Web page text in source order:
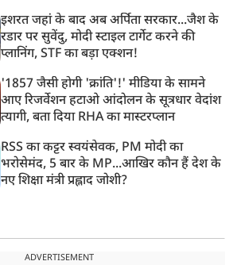
इशरत जहां के बाद अब अर्पिता सरकार...जैश के
रडार पर सुवेंदु, मोदी स्टाइल टार्गेट करने की
प्लानिंग, STF का बड़ा एक्शन!
'1857 जैसी होगी 'क्रांति'!' मीडिया के सामने
आए रिजर्वेशन हटाओ आंदोलन के सूत्रधार वेदांश
त्यागी, बता दिया RHA का मास्टरप्लान
RSS का कट्टर स्वयंसेवक, PM मोदी का
भरोसेमंद, 5 बार के MP...आखिर कौन हैं देश के
नए शिक्षा मंत्री प्रह्लाद जोशी?
ADVERTISEMENT